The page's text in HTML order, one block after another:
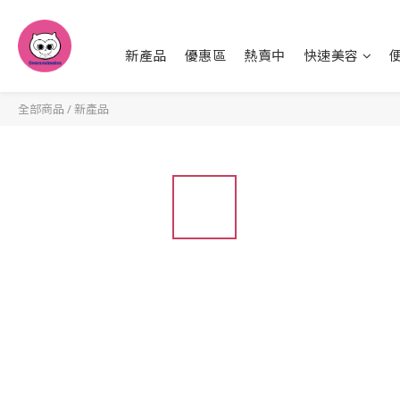
新產品 優惠區 熱賣中 快速美容
全部商品 /新產品